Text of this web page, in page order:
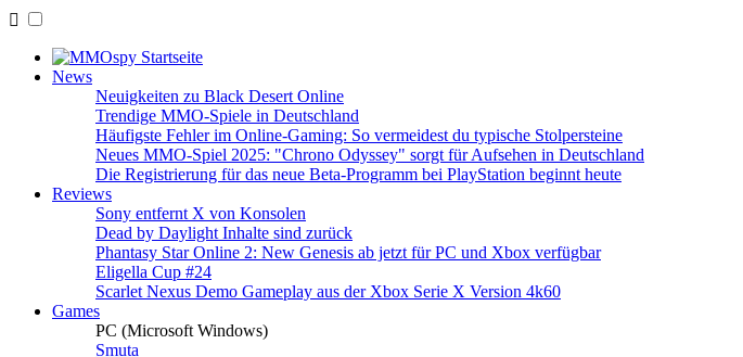
News
Neuigkeiten zu Black Desert Online
Trendige MMO-Spiele in Deutschland
Häufigste Fehler im Online-Gaming: So vermeidest du typische Stolpersteine
Neues MMO-Spiel 2025: "Chrono Odyssey" sorgt für Aufsehen in Deutschland
Die Registrierung für das neue Beta-Programm bei PlayStation beginnt heute
Reviews
Sony entfernt X von Konsolen
Dead by Daylight Inhalte sind zurück
Phantasy Star Online 2: New Genesis ab jetzt für PC und Xbox verfügbar
Eligella Cup #24
Scarlet Nexus Demo Gameplay aus der Xbox Serie X Version 4k60
Games
PC (Microsoft Windows)
Smuta